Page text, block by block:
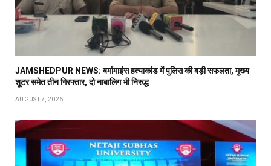
JAMSHEDPUR NEWS: बर्मामाइंस हत्याकांड में पुलिस की बड़ी सफलता, मुख्य
शूटर समेत तीन गिरफ्तार, दो नाबालिग भी निरुद्ध
AUGUST 7, 2026